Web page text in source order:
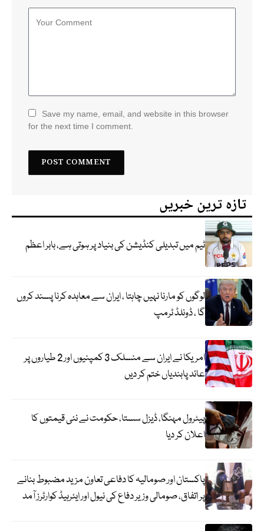
Save my name, email, and website in this browser
for the next time I comment.
تازہ ترین خبریں
ٹیم میں تبدیلی کنڈیشن کی بنیاد پر ہوتی ہے، بابر اعظم
لوگوں کو مارنا نہیں چاہتا ، ایران سے معاہدہ کرنا پسند کروں
گا ، ڈونلڈ ٹرمپ
امریکا نے ایران سے منسلک 3 کمپنیوں اور 2 طیاروں پر
عائد پابندیاں ختم کر دیں
پیٹرول مہنگا، ڈیزل سستا، حکومت نے نئی قیمتوں کا
اعلان کر دیا
پاکستان اور صومالیہ کا دفاعی تعاون مزید مضبوط بنانے
پر اتفاق، صومالی وزیر دفاع کی نیول اور ایئرہیڈ کوارٹرز آمد